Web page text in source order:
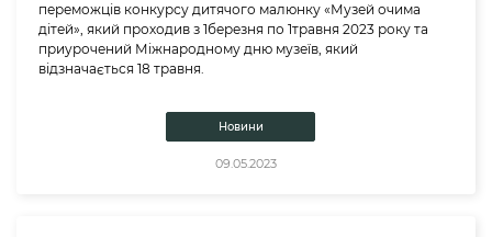
переможців конкурсу дитячого малюнку «Музей очима
дітей», який проходив з 1березня по 1травня 2023 року та
приурочений Міжнародному дню музеїв, який
відзначається 18 травня.
Новини
09.05.2023